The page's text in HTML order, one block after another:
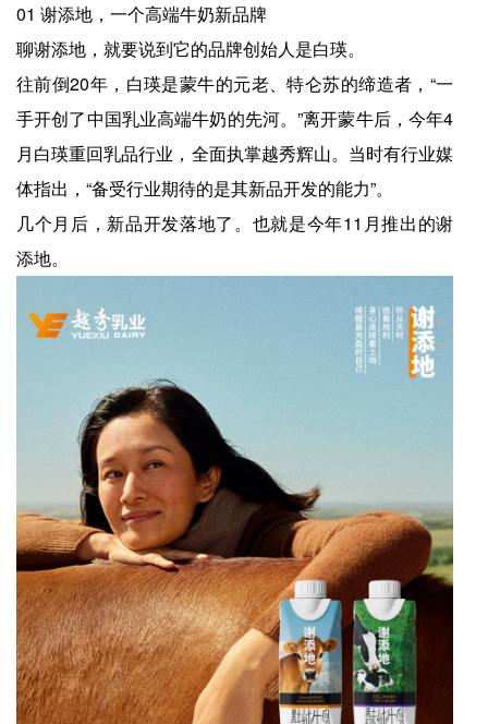
01 谢添地，一个高端牛奶新品牌
聊谢添地，就要说到它的品牌创始人是白瑛。
往前倒20年，白瑛是蒙牛的元老、特仑苏的缔造者，“一
手开创了中国乳业高端牛奶的先河。”离开蒙牛后，今年4
月白瑛重回乳品行业，全面执掌越秀辉山。当时有行业媒
体指出，“备受行业期待的是其新品开发的能力”。
几个月后，新品开发落地了。也就是今年11月推出的谢
添地。